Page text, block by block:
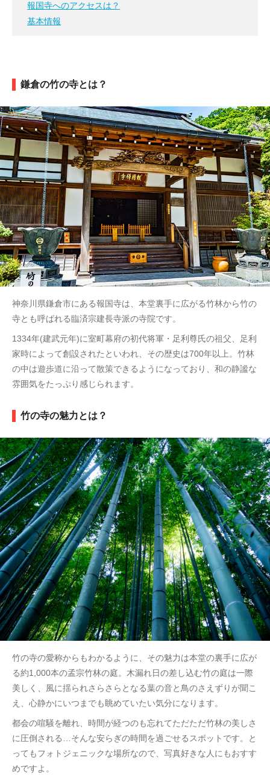
報国寺へのアクセスは？
基本情報
鎌倉の竹の寺とは？
神奈川県鎌倉市にある報国寺は、本堂裏手に広がる竹林から竹の
寺とも呼ばれる臨済宗建長寺派の寺院です。
1334年(建武元年)に室町幕府の初代将軍・足利尊氏の祖父、足利
家時によって創設されたといわれ、その歴史は700年以上。竹林
の中は遊歩道に沿って散策できるようになっており、和の静謐な
雰囲気をたっぷり感じられます。
竹の寺の魅力とは？
竹の寺の愛称からもわかるように、その魅力は本堂の裏手に広が
る約1,000本の孟宗竹林の庭。木漏れ日の差し込む竹の庭は一際
美しく、風に揺られさらさらとなる葉の音と鳥のさえずりが聞こ
え、心静かにいつまでも眺めていたい気分になります。
都会の喧騒を離れ、時間が経つのも忘れてただただ竹林の美しさ
に圧倒される…そんな安らぎの時間を過ごせるスポットです。と
ってもフォトジェニックな場所なので、写真好きな人にもおすす
めですよ。